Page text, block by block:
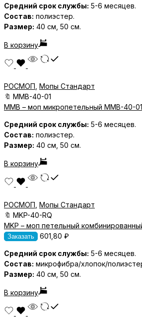
Средний срок службы: 5-6 месяцев.
Состав: полиэстер.
Размер: 40 см, 50 см.
В корзину
РОСМОП Мопы Стандарт
🔖 MMB-40-01
MMB – моп микропетельный MMB-40-01
Средний срок службы: 5-6 месяцев.
Состав: полиэстер.
Размер: 40 см, 50 см.
В корзину
РОСМОП Мопы Стандарт
🔖 MKP-40-RQ
MKP – моп петельный
Заказать 601,80 ₽
Средний срок службы: 5-6 месяцев.
Состав: микрофибра/хлопок/
Размер: 40 см, 50 см.
В корзину